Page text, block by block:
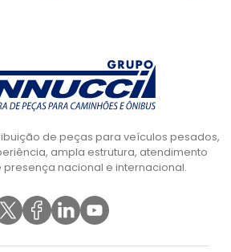
de peças para veículos pesados,
ampla estrutura, atendimento
nacional e internacional.